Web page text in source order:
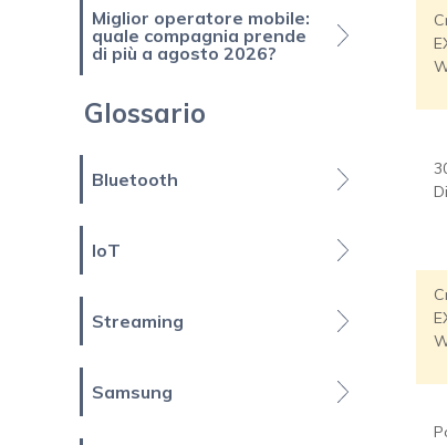
Miglior operatore mobile:
quale compagnia prende
di più a agosto 2026?
Glossario
Bluetooth
IoT
Streaming
Samsung